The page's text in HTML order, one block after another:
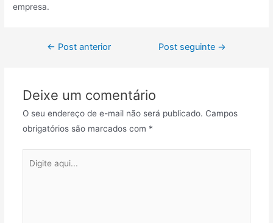
empresa.
Navegação
← Post anterior Post seguinte →
Deixe um comentário
O seu endereço de e-mail não será publicado. Campos
obrigatórios são marcados com *
aqui...